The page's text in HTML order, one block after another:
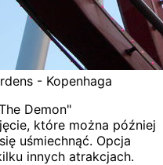
- Kopenhaga
Demon"
które można później
uśmiechnąć. Opcja
innych atrakcjach.